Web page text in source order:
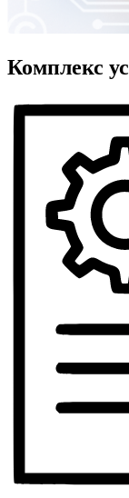
Комплекс